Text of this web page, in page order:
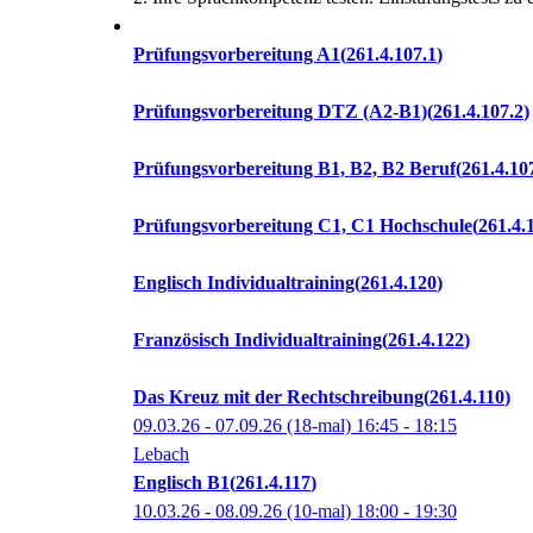
Prüfungsvorbereitung A1 261.4.107.1
Prüfungsvorbereitung DTZ (A2-B1) 261.4.107.2
Prüfungsvorbereitung B1, B2, B2 Beruf
Prüfungsvorbereitung C1, C1 Hochschule
Englisch Individualtraining 261.4.120
Französisch Individualtraining 261.4.122
Das Kreuz mit der Rechtschreibung 261.4.110
09.03.26 - 07.09.26 (18-mal) 16:45 - 18:15
Lebach
Englisch B1 261.4.117
10.03.26 - 08.09.26 (10-mal) 18:00 - 19:30